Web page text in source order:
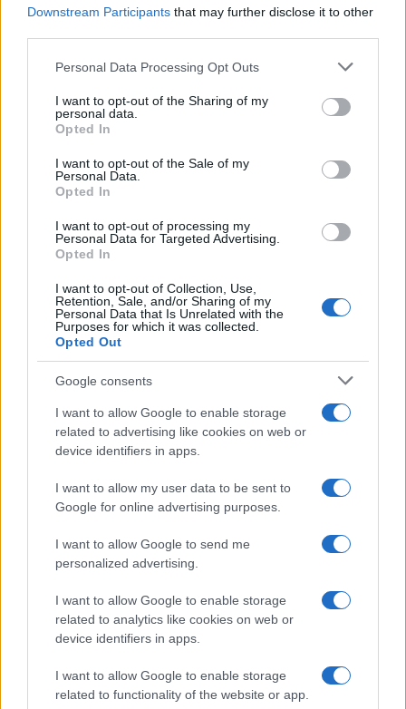
Downstream Participants that may further disclose it to other
Please note that this website/app uses one or more Google
not limited to your visit or usage behaviour. You may click to
grant or deny consent to Google and its third-party tags to
use your data for below specified purposes in below Google
consent section.
Personal Data Processing Opt Outs
I want to opt-out of the Sharing of my
personal data.
Opted In
I want to opt-out of the Sale of my
Personal Data.
Opted In
I want to opt-out of processing my
Personal Data for Targeted Advertising.
Opted In
I want to opt-out of Collection, Use,
Retention, Sale, and/or Sharing of my
Personal Data that Is Unrelated with the
Purposes for which it was collected.
Opted Out
Google consents
I want to allow Google to enable storage
related to advertising like cookies on web or
device identifiers in apps.
I want to allow my user data to be sent to
Google for online advertising purposes.
I want to allow Google to send me
personalized advertising.
I want to allow Google to enable storage
related to analytics like cookies on web or
device identifiers in apps.
I want to allow Google to enable storage
related to functionality of the website or app.
En lien avec les réseaux sociaux :
Connectez-vous entre amis en publiant votre score
sur diverses plateformes de réseaux sociaux.
Découvrez l'arène
En plus du gameplay varié et des fonctionnalités
relatives au profil et aux réseaux sociaux, la nouvelle
arène apportera de nombreuses améliorations
supplémentaires pour vous offrir une expérience de jeu
Voici quelques-unes des mises à jour innovatrices que
va recevoir l'arène :